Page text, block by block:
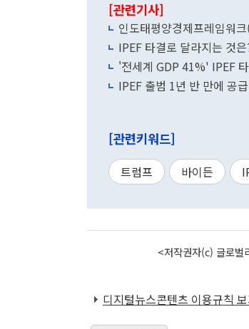
[관련기사]
인도태평양경제프레임워
IPEF 타결로 달라지는 것
'전세계 GDP 41%' IPEF
IPEF 출범 1년 반 만에 공
[관련키워드]
트럼프 바이든
<저작권자(c) 글로
디지털뉴스콘텐츠 이용규칙